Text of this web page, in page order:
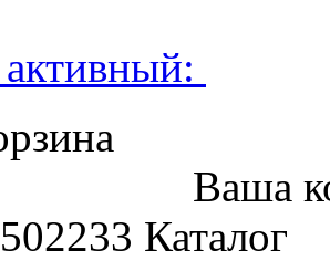
Ваша
Каталог